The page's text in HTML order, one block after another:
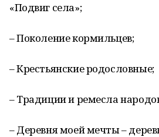
«Подвиг села»;
– Поколение кормильцев;
– Крестьянские родословные;
– Традиции и ремесла
– Деревня моей мечты –